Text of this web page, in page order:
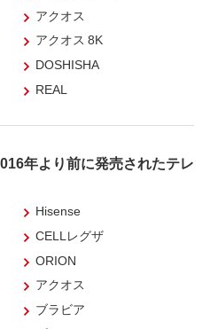
アクオス
アクオス 8K
DOSHISHA
REAL
年より前に発売されたテレ
Hisense
CELLレグザ
ORION
アクオス
ブラビア